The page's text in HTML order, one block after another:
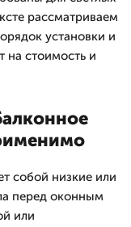
рассматриваем
установки и
на стоимость и
собой низкие или
перед оконным
или